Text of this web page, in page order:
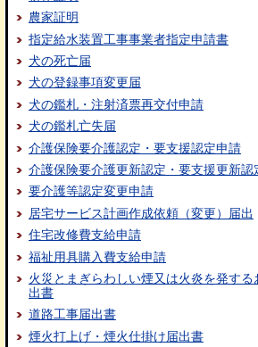
農家証明
指定給水装置工事事業者指定申請書
犬の死亡届
犬の登録事項変更届
犬の鑑札・注射済票再交付申請
犬の鑑札亡失届
介護保険要介護認定・要支援認定申請
介護保険要介護更新認定・要支援更新認
要介護等認定変更申請
居宅サービス計画作成依頼（変更）届出
住宅改修費支給申請
福祉用具購入費支給申請
火災とまぎらわしい煙又は火炎を発す
出書
道路工事届出書
煙火打上げ・煙火仕掛け届出書